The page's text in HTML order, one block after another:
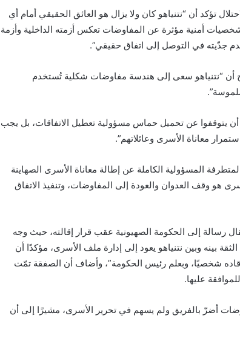
تؤكد أن “نتنياهو كان ولا يزال هو العائق الحقيقي أمام أي
أمنية مؤثرة عن المفاوضات تعكس أزمته الداخلية وأزمة
جدّيته في التوصل إلى اتفاق حقيقي”.
أن “نتنياهو سعى إلى هندسة مفاوضات شكلية تُستخدم
يتوقفوا عن تحميل حماس مسؤولية تعطيل الاتفاقات، بل يجب
معاناة الأسرى وعائلاتهم”.
المسؤولية الكاملة عن إطالة معاناة الأسرى الصهاينة
هو وقف العدوان والعودة إلى المفاوضات، وتنفيذ الاتفاق
رسالة إلى الحكومة الصهيونية عقب قرار إقالته، حيث وجه
بينه وبين نتنياهو يعود إلى إدارة ملف الأسرى، مؤكدًا أن
شخصيًا، وبعلم رئيس الحكومة”، وأضاف أن الصفقة تمّت
عليها.
أضرّ بالفريق ولم يسهم في تحرير الأسرى، مشيرًا إلى أن